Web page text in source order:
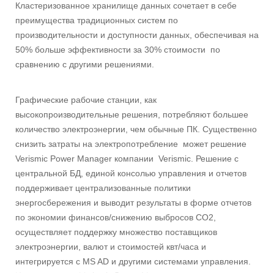
Кластеризованное хранилище данных сочетает в себе
преимущества традиционных систем по
производительности и доступности данных, обеспечивая на
50% больше эффективности за 30% стоимости по
сравнению с другими решениями.
Графические рабочие станции, как
высокопроизводительные решения, потребляют большее
количество электроэнергии, чем обычные ПК. Существенно
снизить затраты на электропотребление может решение
Verismic Power Manager компании Verismic. Решение с
центральной БД, единой консолью управления и отчетов
поддерживает централизованные политики
энергосбережения и выводит результаты в форме отчетов
по экономии финансов/снижению выбросов CO2,
осуществляет поддержку множество поставщиков
электроэнергии, валют и стоимостей квт/часа и
интегрируется с MS AD и другими системами управления.